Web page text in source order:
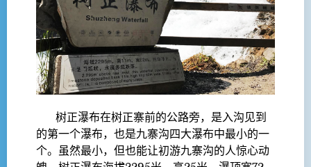
树正瀑布在树正寨前的公路旁，是入沟见到
的第一个瀑布，也是九寨沟四大瀑布中最小的一
个。虽然最小，但也能让初游九寨沟的人惊心动